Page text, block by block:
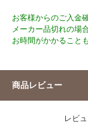
お客様からのご入金
メーカー品切れの場
お時間がかかること
商品レビュー
レビ